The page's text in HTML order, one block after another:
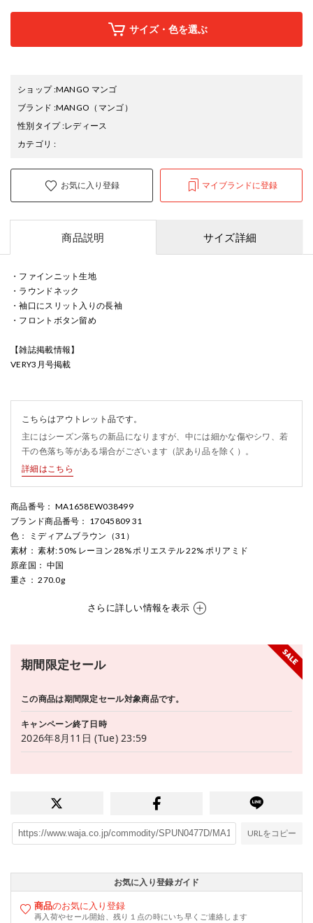
サイズ・色を選ぶ
ショップ:MANGO マンゴ
ブランド :MANGO （マンゴ）
性別タイプ:レディース
カテゴリ :
お気に入り登録 マイブランドに登録
商品説明 サイズ詳細
・ファインニット生地
・ラウンドネック
・袖口にスリット入りの長袖
・フロントボタン留め
【雑誌掲載情報】
VERY3月号掲載
こちらはアウトレット品です。
主にはシーズン落ちの新品になりますが、中には細かな傷やシワ、若
干の色落ち等がある場合がございます（訳あり品を除く）。
詳細はこちら
商品番号 ： MA1658EW038499
ブランド商品番号 ： 17045809 31
色 ： ミディアムブラウン（31）
素材 ： 素材: 50% レーヨン 28% ポリエステル 22% ポリアミド
原産国 ： 中国
重さ ： 270.0g
さらに詳しい情報を表示
期間限定セール
この商品は期間限定セール対象商品です。
キャンペーン終了日時
2026年8月11日 (Tue) 23:59
URLをコピー
お気に入り登録ガイド
商品のお気に入り登録
再入荷やセール開始、残り１点の時にいち早くご連絡します